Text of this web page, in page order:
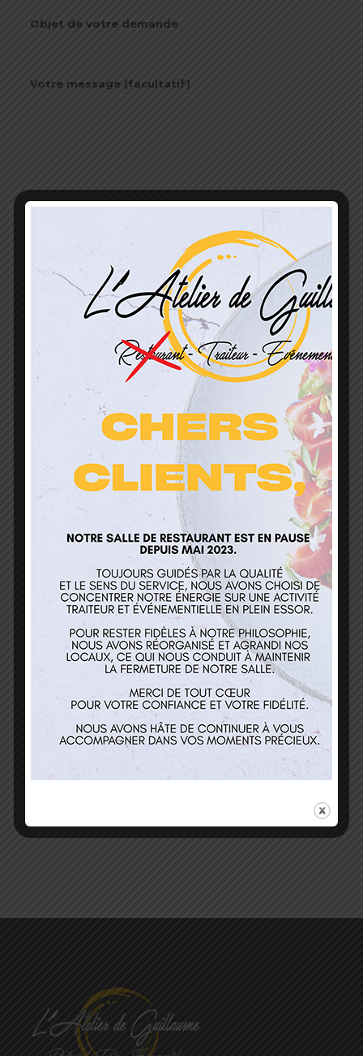
Objet de votre demande
Votre message (facultatif)